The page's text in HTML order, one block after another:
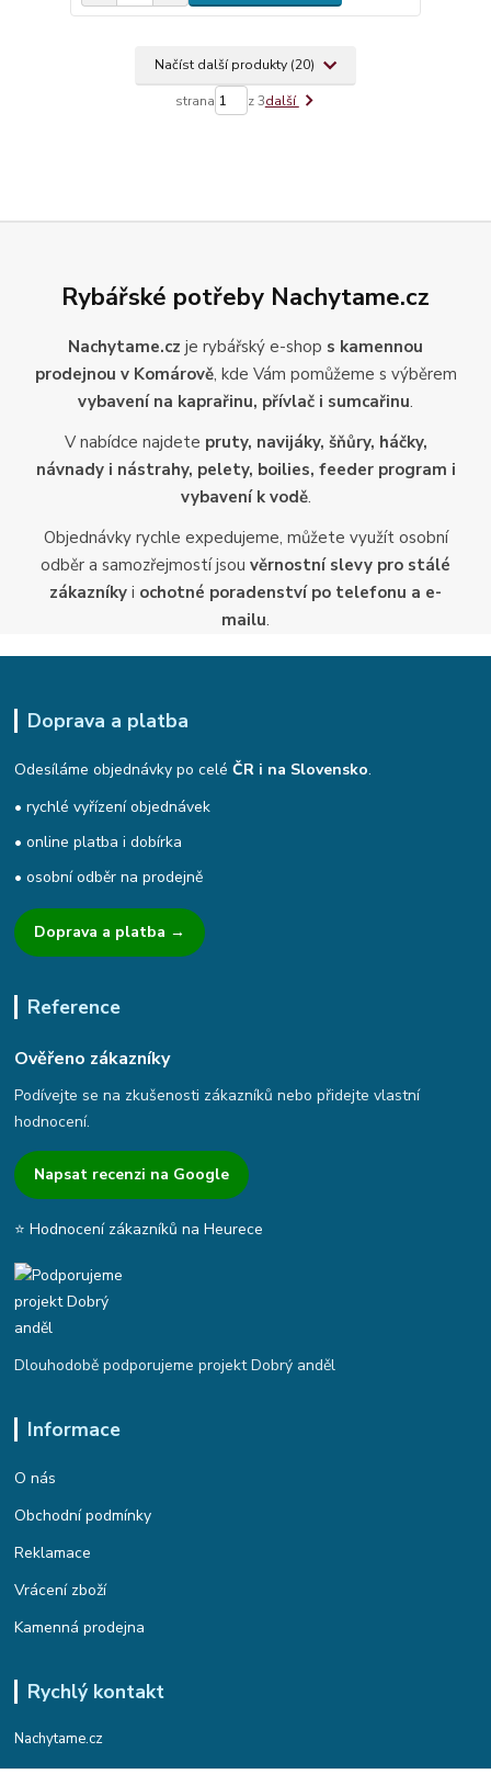
Načíst další produkty (20)
strana z 3další
Rybářské potřeby Nachytame.cz
Nachytame.cz je rybářský e-shop s kamennou
prodejnou v Komárově, kde Vám pomůžeme s výběrem
vybavení na kaprařinu, přívlač i sumcařinu.
V nabídce najdete pruty, navijáky, šňůry, háčky,
návnady i nástrahy, pelety, boilies, feeder program i
vybavení k vodě.
Objednávky rychle expedujeme, můžete využít osobní
odběr a samozřejmostí jsou věrnostní slevy pro stálé
zákazníky i ochotné poradenství po telefonu a e-
mailu.
Doprava a platba
Odesíláme objednávky po celéČR i na Slovensko.
• rychlé vyřízení objednávek
• online platba i dobírka
• osobní odběr na prodejně
Doprava a platba →
Reference
Ověřeno zákazníky
Podívejte se na zkušenosti zákazníků nebo přidejte vlastní
hodnocení.
Napsat recenzi na Google
⭐ Hodnocení zákazníků na Heurece
Dlouhodobě podporujeme projekt Dobrý anděl
Informace
O nás
Obchodní podmínky
Reklamace
Vrácení zboží
Kamenná prodejna
Rychlý kontakt
Nachytame.cz